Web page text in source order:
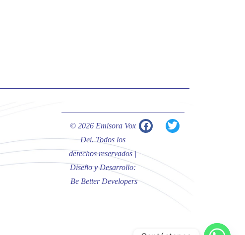
La reflexión con el presbítero
Twitter
Emisora Vox Dei @emisoravoxdei
10 May 2025
“Tú tienes palabras de vida eterna”
© 2026 Emisora Vox
Dei. Todos los
derechos reservados |
Diseño y Desarrollo:
Be Better Developers